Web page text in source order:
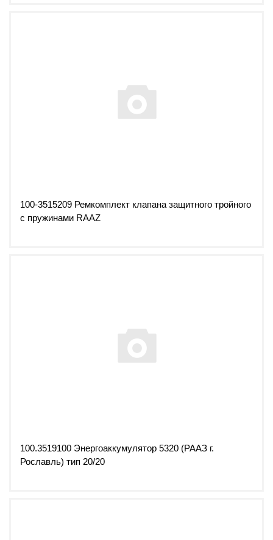
100-3515209 Ремкомплект клапана защитного тройного
с пружинами RAAZ
100.3519100 Энергоаккумулятор 5320 (РААЗ г.
Рославль) тип 20/20